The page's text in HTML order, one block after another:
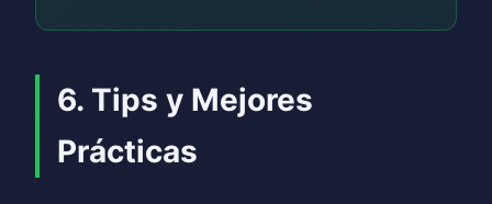
6. Tips y Mejores
Prácticas